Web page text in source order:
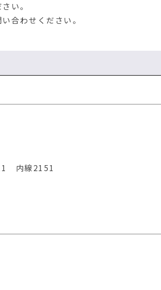
い。
合わせください。
内線2151